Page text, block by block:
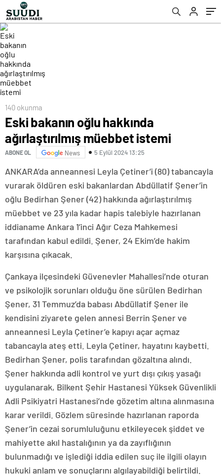
140 okunma
Eski bakanın oğlu hakkında
ağırlaştırılmış müebbet istemi
ABONE OL News 5 Eylül 2024 13:25
ANKARA’da anneannesi Leyla Çetiner’i (80) tabancayla
vurarak öldüren eski bakanlardan Abdüllatif Şener’in
oğlu Bedirhan Şener (42) hakkında ağırlaştırılmış
müebbet ve 23 yıla kadar hapis talebiyle hazırlanan
iddianame Ankara 1’inci Ağır Ceza Mahkemesi
tarafından kabul edildi. Şener, 24 Ekim’de hakim
karşısına çıkacak.
Çankaya ilçesindeki Güvenevler Mahallesi’nde oturan
ve psikolojik sorunları olduğu öne sürülen Bedirhan
Şener, 31 Temmuz’da babası Abdüllatif Şener ile
kendisini ziyarete gelen annesi Berrin Şener ve
anneannesi Leyla Çetiner’e kapıyı açar açmaz
tabancayla ateş etti. Leyla Çetiner, hayatını kaybetti.
Bedirhan Şener, polis tarafından gözaltına alındı.
Şener hakkında adli kontrol ve yurt dışı çıkış yasağı
uygulanarak, Bilkent Şehir Hastanesi Yüksek Güvenlikli
Adli Psikiyatri Hastanesi’nde gözetim altına alınmasına
karar verildi. Gözlem süresinde hazırlanan raporda
Şener’in cezai sorumluluğunu etkileyecek şiddet ve
mahiyette akıl hastalığının ya da zayıflığının
bulunmadığı ve işlediği iddia edilen suç ile ilgili olayın
hukuki anlam ve sonuçlarını algılayabildiği belirtildi.